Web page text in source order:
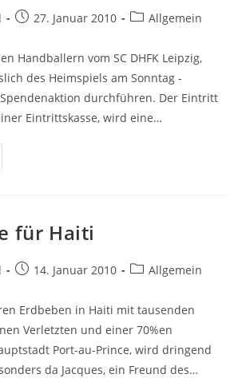
Beitrag27. Januar 2010
Beitrags-
Allgemein
Handballern vom SC DHFK Leipzig,
des Heimspiels am Sonntag -
durchführen. Der Eintritt
Eintrittskasse, wird eine…
für Haiti
Beitrag14. Januar 2010
Beitrags-
Allgemein
Erdbeben in Haiti mit tausenden
Verletzten und einer 70%en
Port-au-Prince, wird dringend
da Jacques, ein Freund des…